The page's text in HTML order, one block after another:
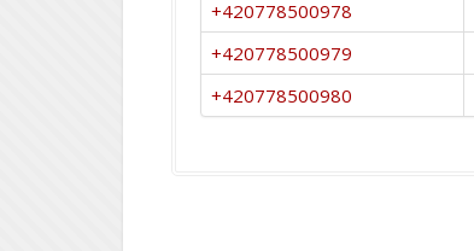
+420778500978
+420778500979
+420778500980